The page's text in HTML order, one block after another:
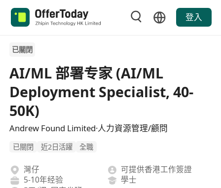
登入
已關閉
AI/ML 部署专家 (AI/ML
Deployment Specialist, 40-
50K)
Andrew Found Limited·人力資源管理/顧問
已關閉 近2日活躍 全職
灣仔
可提供香港工作簽證
5-10年经验
學士